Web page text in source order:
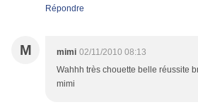
Répondre
M mimi 02/11/2010 08:13
Wahhh très chouette belle réussite
mimi